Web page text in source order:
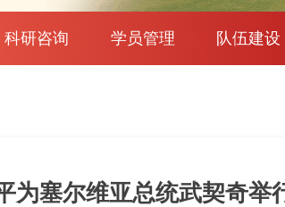
科研咨询 学员管理 队伍建设
为塞尔维亚总统武契奇举